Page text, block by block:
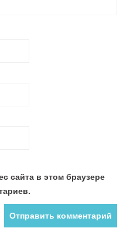
сайта в этом браузере